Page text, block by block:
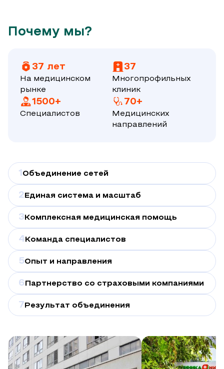
Почему мы?
37 лет
На медицинском
рынке
37
Многопрофильных
клиник
1500+
Специалистов
70+
Медицинских
направлений
1 Объединение сетей
2 Единая система и масштаб
3 Комплексная медицинская помощь
4 Команда специалистов
5Опыт и направления
6 Партнерство со страховыми компаниями
7 Результат объединения